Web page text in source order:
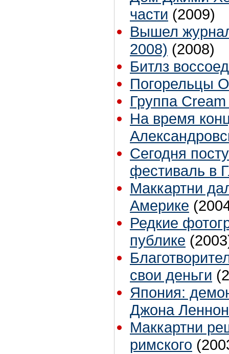
части (2009)
Вышел
2008) (2008)
Битлз
Погорельцы
Группа
На время
Сегодня
фестиваль в
Маккартни
Америке
Редкие
публике
свои деньги
Япония:
Джона
Маккартни
римского